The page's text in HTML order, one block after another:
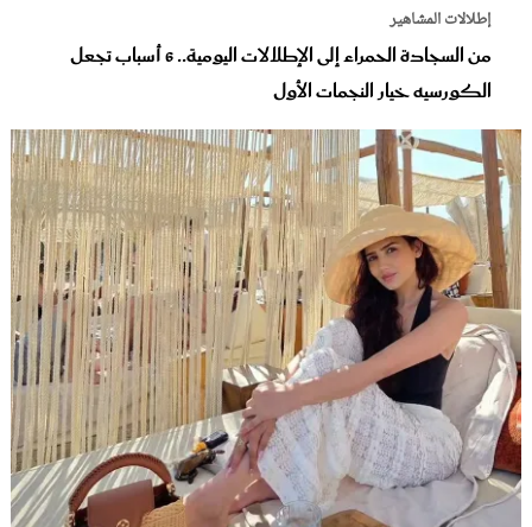
إطلالات المشاهير
من السجادة الحمراء إلى الإطلالات اليومية.. 6 أسباب تجعل
الكورسيه خيار النجمات الأول